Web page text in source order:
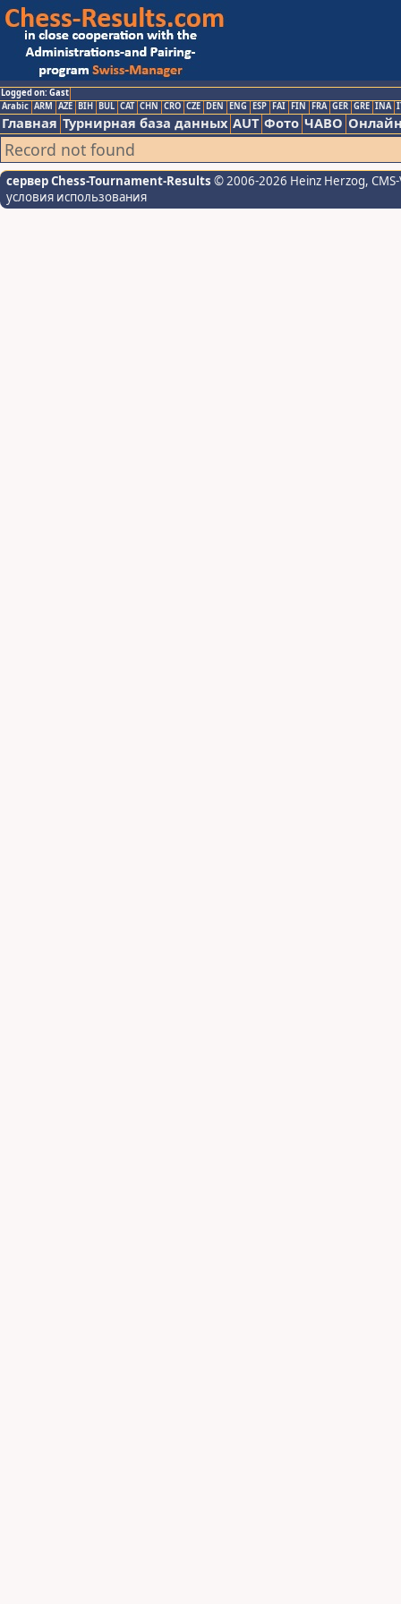
Logged on: Gast
Arabic ARM AZE BIH BUL CAT CHN CRO CZE DEN ENG ESP FAI FIN FRA GER GRE INA
Главная Турнирная база данных AUT Фото ЧАВО
Record not found
сервер Chess-Tournament-Results © 2006-2026 Heinz Herzog,
условия использования